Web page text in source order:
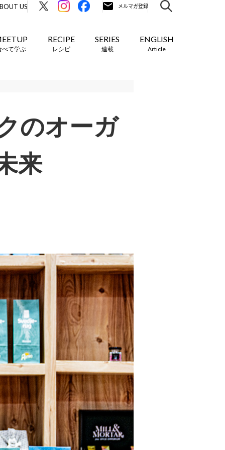
US
べて学ぶ
RECIPE
レシピ
SERIES
連載
ENGLISH
Article
のオーガ
来